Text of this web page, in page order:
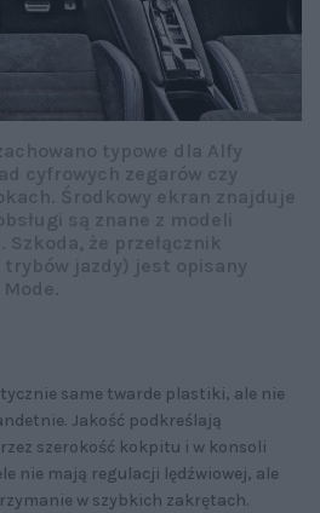
same twarde plastiki, ale nie
Jakość podkreślają
szerokość kokpitu i w konsoli
nie mają regulacji lędźwiowej, ale
w szybkich zakrętach.